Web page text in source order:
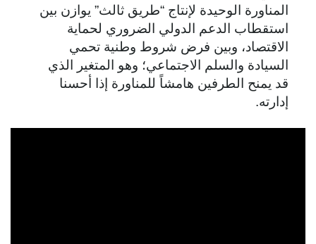
المناورة الوحيدة لإنتاج “طريق ثالث” يوازن بين
استقطاب الدعم الدولي الضروري لحماية
الاقتصاد، وبين فرض شروط وطنية تحمي
السيادة والسلم الاجتماعي؛ وهو المتغير الذي
قد يمنح الطرفين هامشاً للمناورة إذا أحسنا
إدارته.